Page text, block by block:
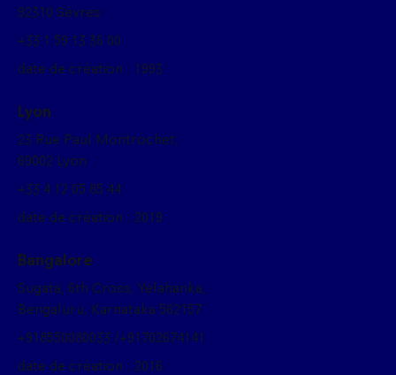
92310 Sèvres
+33 1 59 13 36 00
date de création : 1993
Lyon
23 Rue Paul Montrochet,
69002 Lyon
+33 4 12 05 85 44
date de création : 2019
Bangalore
Sugata, 6th Cross, Yelahanka,
Bengaluru, Karnataka 562157
+918550080033 /+91702674141
date de création : 2016